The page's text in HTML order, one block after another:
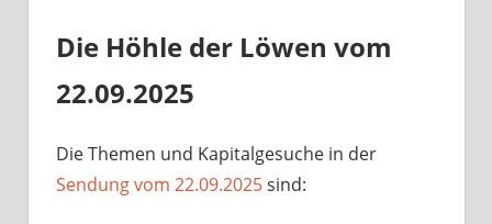
Die Höhle der Löwen vom
22.09.2025
Die Themen und Kapitalgesuche in der
Sendung vom 22.09.2025sind: